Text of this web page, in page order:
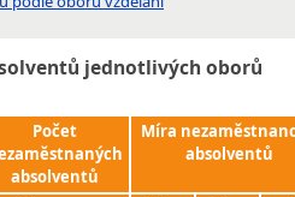
jednotlivých oborů
Počet
absolventů
Míra
absolventů